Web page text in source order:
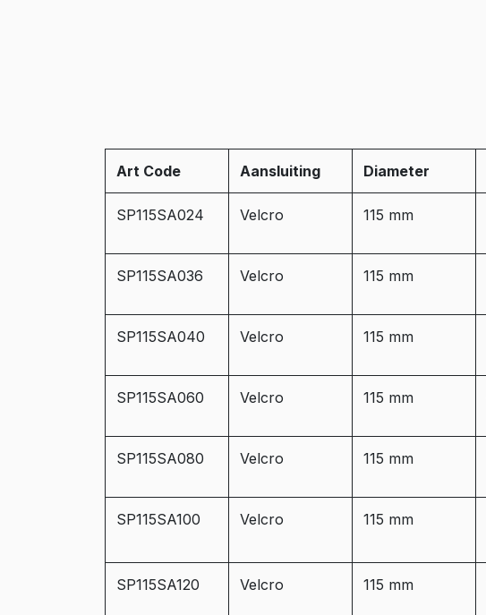
Art Code Aansluiting Diameter
SP115SA024 Velcro 115 mm
SP115SA036 Velcro 115 mm
SP115SA040 Velcro 115 mm
SP115SA060 Velcro 115 mm
SP115SA080 Velcro 115 mm
SP115SA100 Velcro 115 mm
SP115SA120 Velcro 115 mm